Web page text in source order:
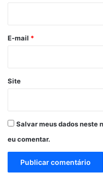
*
E-mail *
Site
Salvar meus dados neste
eu comentar.